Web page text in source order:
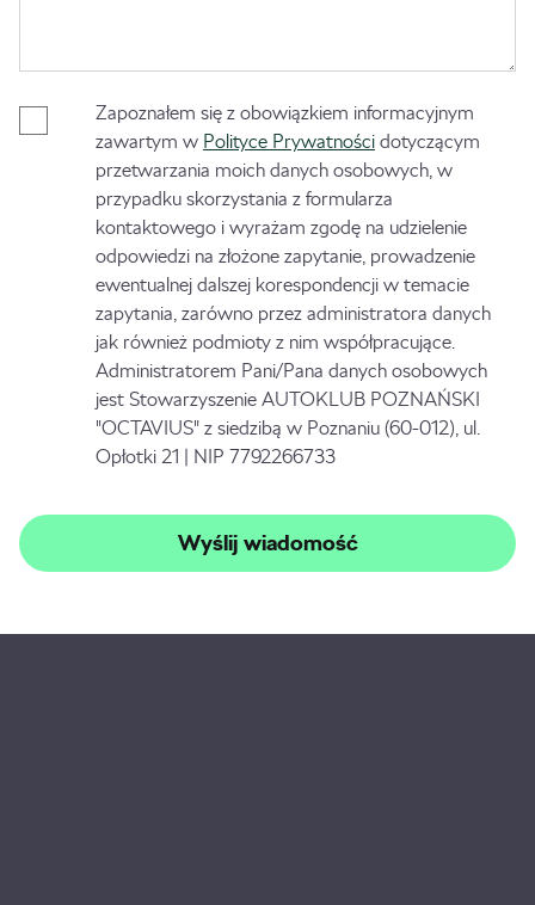
Zapoznałem się z obowiązkiem informacyjnym
zawartym w Polityce Prywatności dotyczącym
przetwarzania moich danych osobowych, w
przypadku skorzystania z formularza
kontaktowego i wyrażam zgodę na udzielenie
odpowiedzi na złożone zapytanie, prowadzenie
ewentualnej dalszej korespondencji w temacie
zapytania, zarówno przez administratora danych
jak również podmioty z nim współpracujące.
Administratorem Pani/Pana danych osobowych
jest Stowarzyszenie AUTOKLUB POZNAŃSKI
"OCTAVIUS" z siedzibą w Poznaniu (60-012), ul.
Opłotki 21 | NIP 7792266733